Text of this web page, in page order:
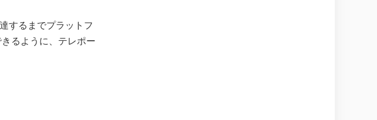
するまでプラットフ
るように、テレポー